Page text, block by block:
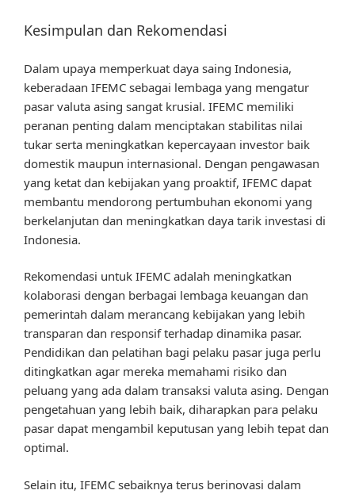
Kesimpulan dan Rekomendasi
Dalam upaya memperkuat daya saing Indonesia,
keberadaan IFEMC sebagai lembaga yang mengatur
pasar valuta asing sangat krusial. IFEMC memiliki
peranan penting dalam menciptakan stabilitas nilai
tukar serta meningkatkan kepercayaan investor baik
domestik maupun internasional. Dengan pengawasan
yang ketat dan kebijakan yang proaktif, IFEMC dapat
membantu mendorong pertumbuhan ekonomi yang
berkelanjutan dan meningkatkan daya tarik investasi di
Indonesia.
Rekomendasi untuk IFEMC adalah meningkatkan
kolaborasi dengan berbagai lembaga keuangan dan
pemerintah dalam merancang kebijakan yang lebih
transparan dan responsif terhadap dinamika pasar.
Pendidikan dan pelatihan bagi pelaku pasar juga perlu
ditingkatkan agar mereka memahami risiko dan
peluang yang ada dalam transaksi valuta asing. Dengan
pengetahuan yang lebih baik, diharapkan para pelaku
pasar dapat mengambil keputusan yang lebih tepat dan
optimal.
Selain itu, IFEMC sebaiknya terus berinovasi dalam